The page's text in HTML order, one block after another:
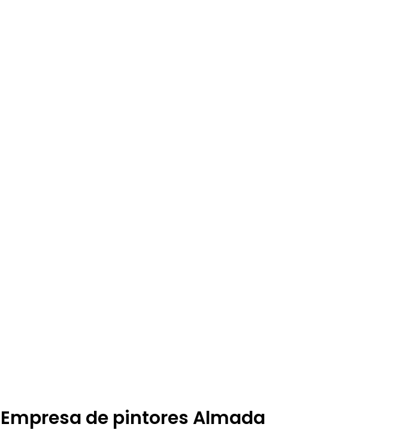
Empresa de pintores Almada